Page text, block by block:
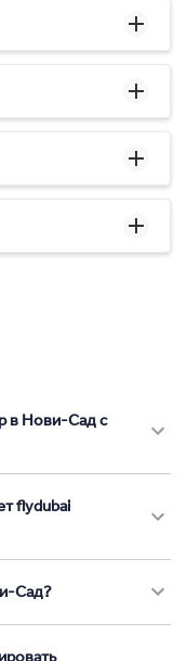
в Нови-Сад с
flydubai
Сад?